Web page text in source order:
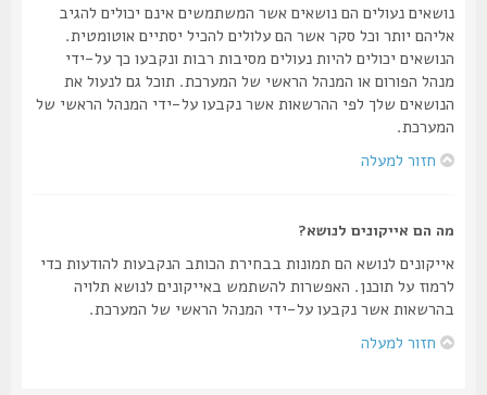
נושאים נעולים הם נושאים אשר המשתמשים אינם יכולים להגיב
אליהם יותר וכל סקר אשר הם עלולים להכיל יסתיים אוטומטית.
הנושאים יכולים להיות נעולים מסיבות רבות ונקבעו כך על-ידי
מנהל הפורום או המנהל הראשי של המערכת. תוכל גם לנעול את
הנושאים שלך לפי ההרשאות אשר נקבעו על-ידי המנהל הראשי של
המערכת.
חזור למעלה
מה הם אייקונים לנושא?
אייקונים לנושא הם תמונות בבחירת הכותב הנקבעות להודעות כדי
לרמוז על תוכנן. האפשרות להשתמש באייקונים לנושא תלויה
בהרשאות אשר נקבעו על-ידי המנהל הראשי של המערכת.
חזור למעלה